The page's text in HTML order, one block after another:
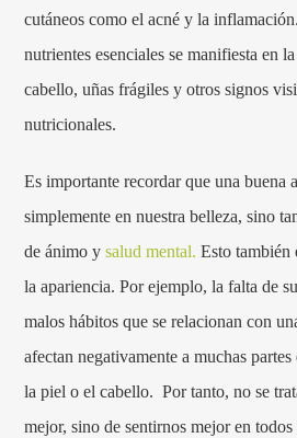
cutáneos como el acné y la
nutrientes esenciales se manifiesta en
cabello, uñas frágiles y otros signos
nutricionales.
Es importante recordar que una
simplemente en nuestra belleza, sino
de ánimo ysalud mental. Esto también
la apariencia. Por ejemplo, la falta de
malos hábitos que se relacionan con
afectan negativamente a muchas
la piel o el cabello. Por tanto, no se
mejor, sino de sentirnos mejor en